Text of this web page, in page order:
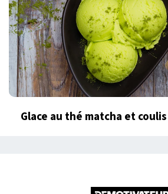
Glace au thé matcha et